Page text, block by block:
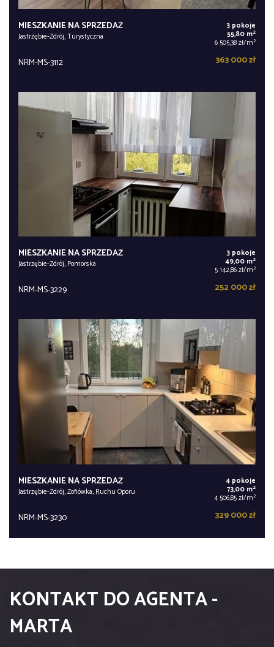
MIESZKANIE NA SPRZEDAŻ
Jastrzębie-Zdrój, Turystyczna
3 pokoje
55,80 m2
6 505,38 zł/m2
NRM-MS-3112 363 000 zł
MIESZKANIE NA SPRZEDAŻ
Jastrzębie-Zdrój, Pomorska
3 pokoje
49,00 m2
5 142,86 zł/m2
NRM-MS-3229 252 000 zł
MIESZKANIE NA SPRZEDAŻ
Jastrzębie-Zdrój, Zofiówka, Ruchu Oporu
4 pokoje
73,00 m2
4 506,85 zł/m2
NRM-MS-3230 329 000 zł
KONTAKT DO AGENTA -
MARTA